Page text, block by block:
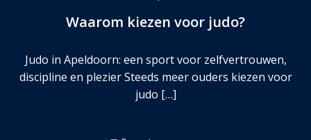
Waarom kiezen voor judo?
Judo in Apeldoorn: een sport voor zelfvertrouwen,
discipline en plezier Steeds meer ouders kiezen voor
judo […]